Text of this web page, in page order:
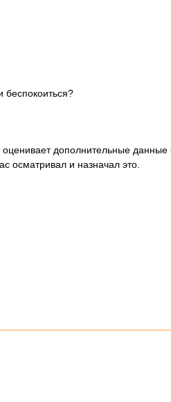
беспокоиться?
оценивает дополнительные данные
осматривал и назначал это.